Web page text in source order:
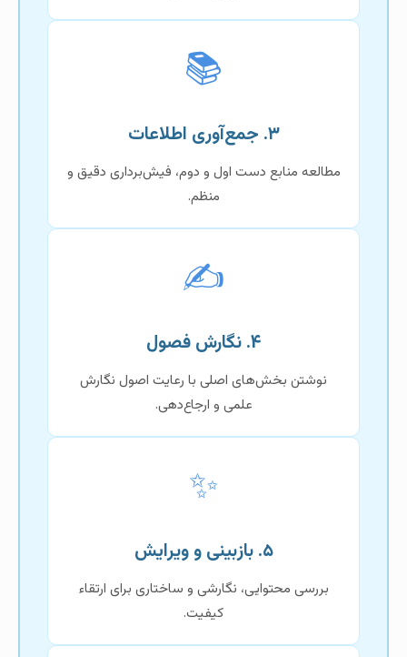
📚
۳. جمع‌آوری اطلاعات
مطالعه منابع دست اول و دوم، فیش‌برداری دقیق و
منظم.
✍️
۴. نگارش فصول
نوشتن بخش‌های اصلی با رعایت اصول نگارش
علمی و ارجاع‌دهی.
✨
۵. بازبینی و ویرایش
بررسی محتوایی، نگارشی و ساختاری برای ارتقاء
کیفیت.